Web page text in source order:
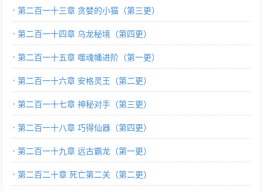
第二百一十三章 贪婪的小猫（第三更）
第二百一十四章 乌龙秘境（第四更）
第二百一十五章 噬魂幡进阶（第一更）
第二百一十六章 安格灵王（第二更）
第二百一十七章 神秘对手（第三更）
第二百一十八章 巧得仙器（第四更）
第二百一十九章 远古霸龙（第一更）
第二百二十章 死亡第二关（第二更）